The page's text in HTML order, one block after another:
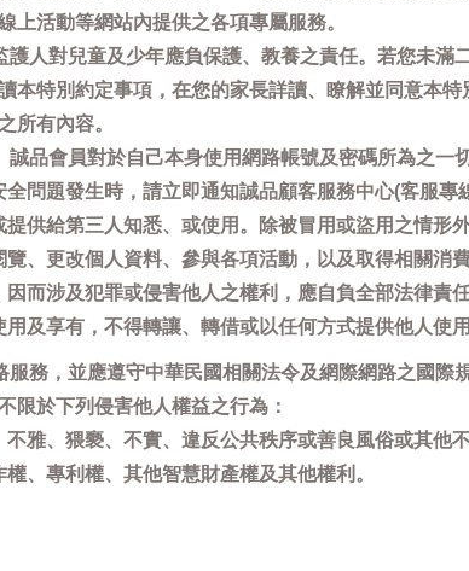
活動等網站內提供之各項專屬服務。
人對兒童及少年應負保護、教養之責任。若您未
本特別約定事項，在您的家長詳讀、瞭解並同意本
所有內容。
品會員對於自己本身使用網路帳號及密碼所為之一
問題發生時，請立即通知誠品顧客服務中心(客服專
供給第三人知悉、或使用。除被冒用或盜用之情形
、更改個人資料、參與各項活動，以及取得相關消
而涉及犯罪或侵害他人之權利，應自負全部法律責任
及享有，不得轉讓、轉借或以任何方式提供他人使用
務，並應遵守中華民國相關法令及網際網路之國
限於下列侵害他人權益之行為：
雅、猥褻、不實、違反公共秩序或善良風俗或其他
、專利權、其他智慧財產權及其他權利。